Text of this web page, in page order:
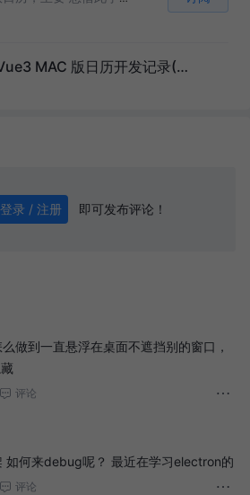
Electron+Vue3 MAC 版日历开发记录(33)——打包问题
登录 / 注册 即可发布评论！
做到一直悬浮在桌面不遮挡别的窗口，
评论
如何来debug呢？ 最近在学习electron的
评论